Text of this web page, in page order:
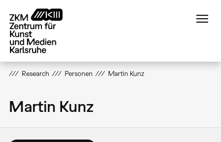
zum
Inhalt
Research Personen Martin Kunz
Martin Kunz